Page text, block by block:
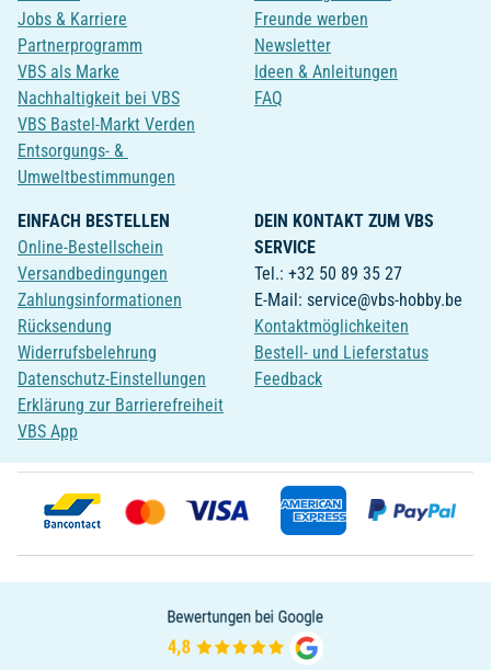
Jobs & Karriere
Partnerprogramm
VBS als Marke
Nachhaltigkeit bei VBS
VBS Bastel-Markt Verden
Entsorgungs- &
Umweltbestimmungen
Freunde werben
Newsletter
Ideen & Anleitungen
FAQ
EINFACH BESTELLEN
Online-Bestellschein
Versandbedingungen
Zahlungsinformationen
Rücksendung
Widerrufsbelehrung
Datenschutz-Einstellungen
Erklärung zur Barrierefreiheit
VBS App
DEIN KONTAKT ZUM VBS
SERVICE
Tel.: +32 50 89 35 27
E-Mail: service@vbs-hobby.be
Kontaktmöglichkeiten
Bestell- und Lieferstatus
Feedback